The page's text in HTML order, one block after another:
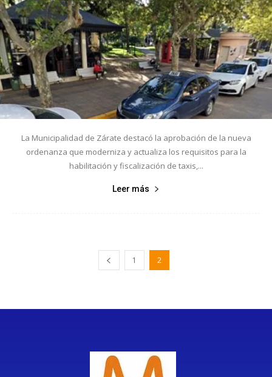
La Municipalidad de Zárate destacó la aprobación de la nueva
ordenanza que moderniza y actualiza los requisitos para la
habilitación y fiscalización de taxis,...
Leer más
1 2